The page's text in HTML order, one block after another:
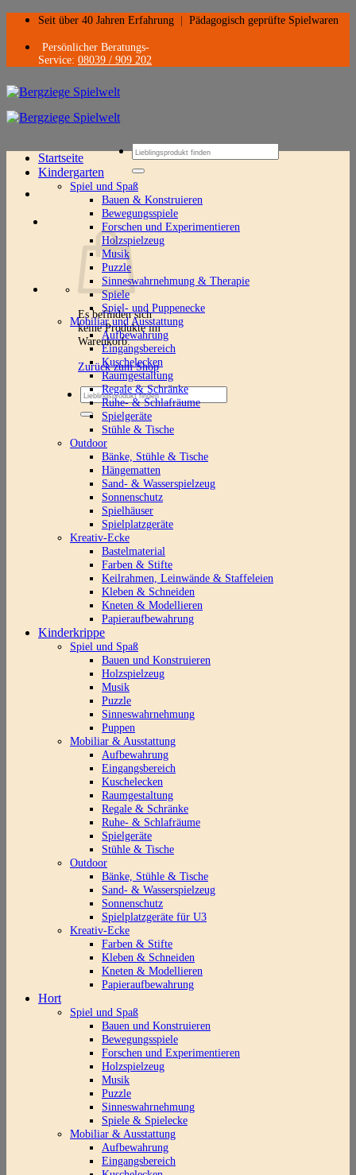
Zum
springen
Seit über 40 Jahren Erfahrung Pädagogisch geprüfte Spielwaren
Persönlicher Beratungs-
Service: 08039 / 909 202
Suchen
nach:
Es befinden sich
keine Produkte im
Warenkorb.
Zurück zum Shop
Suchen
nach:
Startseite
Kindergarten
Spiel und Spaß
Bauen & Konstruieren
Bewegungsspiele
Forschen und Experimentieren
Holzspielzeug
Musik
Puzzle
Sinneswahrnehmung & Therapie
Spiele
Spiel- und Puppenecke
Mobiliar und Ausstattung
Aufbewahrung
Eingangsbereich
Kuschelecken
Raumgestaltung
Regale & Schränke
Ruhe- & Schlafräume
Spielgeräte
Stühle & Tische
Outdoor
Bänke, Stühle & Tische
Hängematten
Sand- & Wasserspielzeug
Sonnenschutz
Spielhäuser
Spielplatzgeräte
Kreativ-Ecke
Bastelmaterial
Farben & Stifte
Keilrahmen, Leinwände & Staffeleien
Kleben & Schneiden
Kneten & Modellieren
Papieraufbewahrung
Kinderkrippe
Spiel und Spaß
Bauen und Konstruieren
Holzspielzeug
Musik
Puzzle
Sinneswahrnehmung
Puppen
Mobiliar & Ausstattung
Aufbewahrung
Eingangsbereich
Kuschelecken
Raumgestaltung
Regale & Schränke
Ruhe- & Schlafräume
Spielgeräte
Stühle & Tische
Outdoor
Bänke, Stühle & Tische
Sand- & Wasserspielzeug
Sonnenschutz
Spielplatzgeräte für U3
Kreativ-Ecke
Farben & Stifte
Kleben & Schneiden
Kneten & Modellieren
Papieraufbewahrung
Hort
Spiel und Spaß
Bauen und Konstruieren
Bewegungsspiele
Forschen und Experimentieren
Holzspielzeug
Musik
Puzzle
Sinneswahrnehmung
Spiele & Spielecke
Mobiliar & Ausstattung
Aufbewahrung
Eingangsbereich